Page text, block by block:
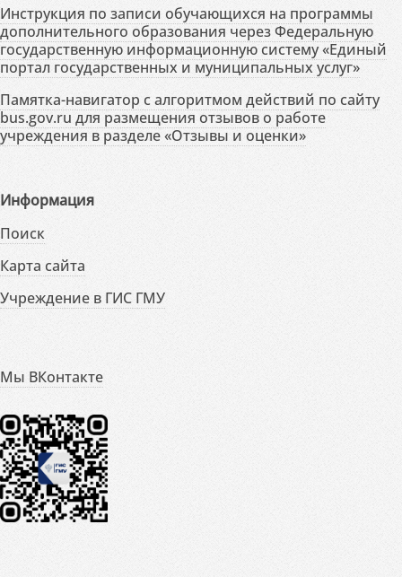
Инструкция по записи обучающихся на программы
дополнительного образования через Федеральную
государственную информационную систему «Единый
портал государственных и муниципальных услуг»
Памятка-навигатор с алгоритмом действий по сайту
bus.gov.ru для размещения отзывов о работе
учреждения в разделе «Отзывы и оценки»
Информация
Поиск
Карта сайта
Учреждение в ГИС ГМУ
Мы ВКонтакте